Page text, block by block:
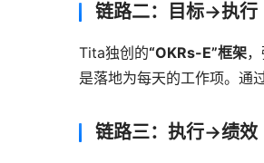
链路二：目标→执行
Tita独创的“OKRs-E”框架
是落地为每天的工作项。通
链路三：执行→绩效